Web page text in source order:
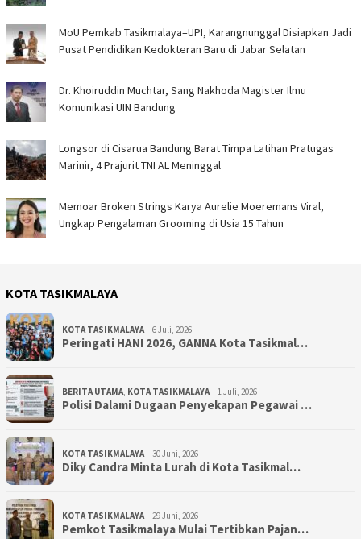
MoU Pemkab Tasikmalaya–UPI, Karangnunggal Disiapkan Jadi
Pusat Pendidikan Kedokteran Baru di Jabar Selatan
Dr. Khoiruddin Muchtar, Sang Nakhoda Magister Ilmu
Komunikasi UIN Bandung
Longsor di Cisarua Bandung Barat Timpa Latihan Pra­tugas
Marinir, 4 Prajurit TNI AL Meninggal
Memoar Broken Strings Karya Aurelie Moeremans Viral,
Ungkap Pengalaman Grooming di Usia 15 Tahun
KOTA TASIKMALAYA
KOTA TASIKMALAYA 6 Juli, 2026
Peringati HANI 2026, GANNA Kota Tasikmal…
BERITA UTAMA, KOTA TASIKMALAYA 1 Juli, 2026
Polisi Dalami Dugaan Penyekapan Pegawai …
KOTA TASIKMALAYA 30 Juni, 2026
Diky Candra Minta Lurah di Kota Tasikmal…
KOTA TASIKMALAYA 29 Juni, 2026
Pemkot Tasikmalaya Mulai Tertibkan Pajan…